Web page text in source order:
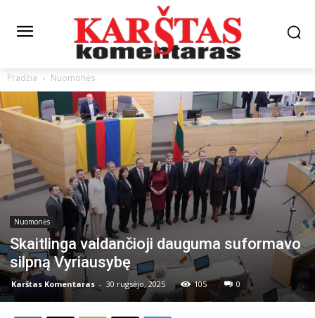
Pradžia Nuomonės
Nuomonės
Skaitlinga valdančioji dauguma suformavo
silpną Vyriausybę
Karštas Komentaras - 30 rugsėjo, 2025 105 0